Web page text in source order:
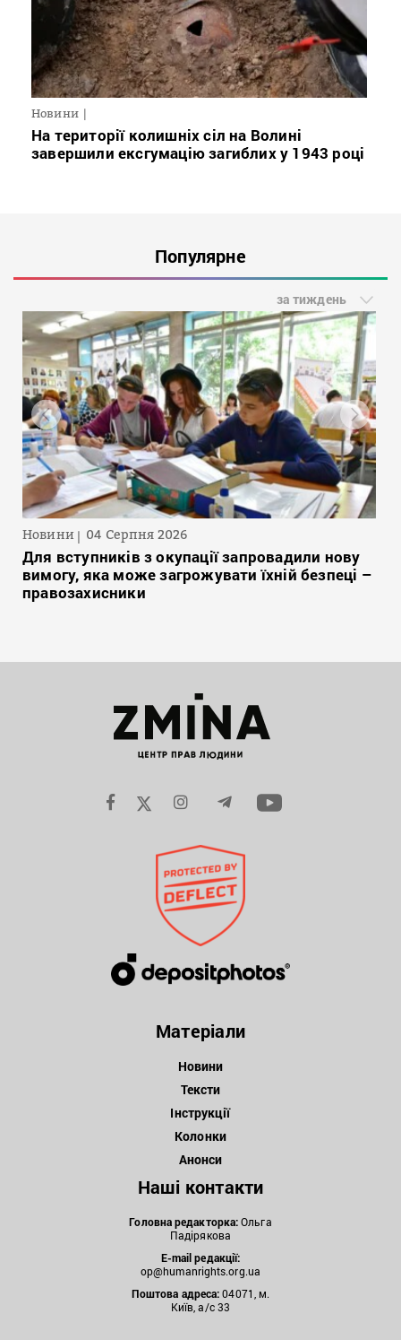
Новини
На території колишніх сіл на Волині
завершили ексгумацію загиблих у 1943 році
Популярне
за тиждень
Новини 04 Серпня 2026
Для вступників з окупації запровадили нову
вимогу, яка може загрожувати їхній безпеці –
правозахисники
Матеріали
Новини
Тексти
Інструкції
Колонки
Анонси
Наші контакти
Головна редакторка:Ольга
Падірякова
E-mail редакції:
op@humanrights.org.ua
Поштова адреса:04071, м.
Київ, а/с 33